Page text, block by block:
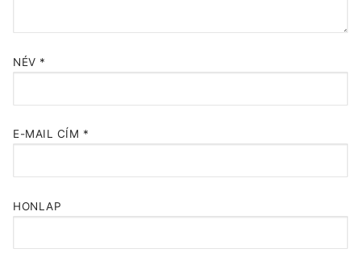
NÉV *
E-MAIL CÍM *
HONLAP